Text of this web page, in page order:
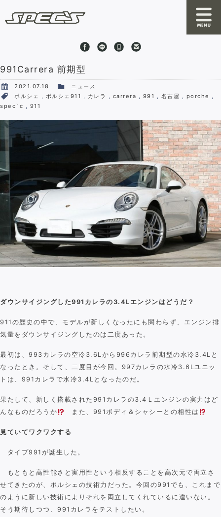
News
About SPEC'S
By S
RRC
Stock Cars
Shop Information
Contact
991Carrera 前期型
2021.07.18
ニュース
ポルシェ
ポルシェ911 カレラ carrera 991 名古屋 porche
spec`c
911
ダウンサイジングした991カレラの3.4Lエンジンはどうだ？
911の歴史の中で、モデルが新しくなったにも関わらず、エンジン排
気量をダウンサイジングしたのは二度あった。
最初は、993カレラの空冷3.6Lから996カレラ前期型の水冷3.4Lと
なったとき。そして、二度目が今回。997カレラの水冷3.6Lユニッ
トは、991カレラで水冷3.4Lとなったのだ。
果たして、新しく搭載された991カレラの3.4Ｌエンジンの実力はど
んなものだろうか
また、991ボディ＆シャシーとの相性は
見ていてワクワクする
タイプ991が誕生した。
もともと高性能さと実用性という相反することを高次元で両立さ
せてきたのが、ポルシェの技術力だった。今回の991でも、これまで
のように新しい技術によりそれを両立してくれているに違いない。
そう期待しつつ、991カレラをテストしたい。